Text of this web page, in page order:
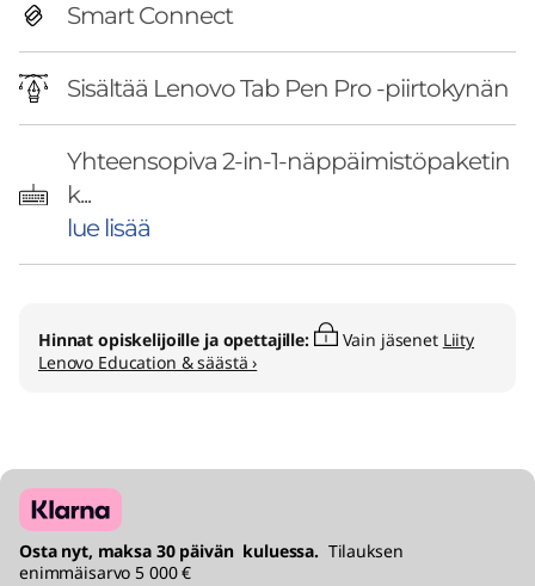
Smart Connect
Sisältää Lenovo Tab Pen Pro -piirtokynän
Yhteensopiva 2-in-1-näppäimistöpaketin
k...
lue lisää
Hinnat opiskelijoille ja opettajille: Vain jäsenet Liity
Lenovo Education & säästä ›
Osta nyt, maksa 30 päivän kuluessa. Tilauksen
enimmäisarvo 5 000 €